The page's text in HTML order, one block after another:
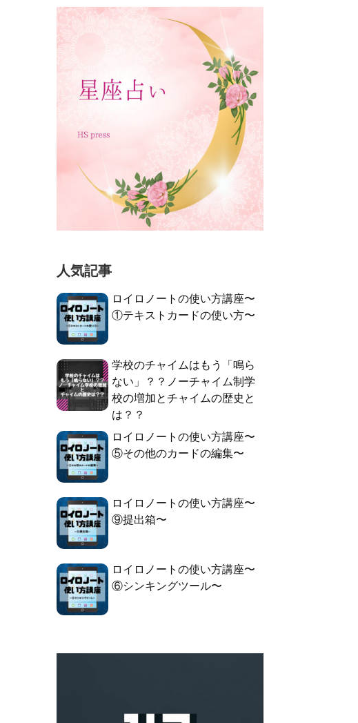
人気記事
ロイロノートの使い方講座〜
①テキストカードの使い方〜
学校のチャイムはもう「鳴ら
ない」？？ノーチャイム制学
校の増加とチャイムの歴史と
は？？
ロイロノートの使い方講座〜
⑤その他のカードの編集〜
ロイロノートの使い方講座〜
⑨提出箱〜
ロイロノートの使い方講座〜
⑥シンキングツール〜